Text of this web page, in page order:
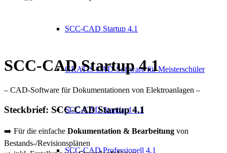
SCC-CAD Startup 4.1
GRATIS CAD-Software für Meisterschüler
SCC-CAD Standard 4.1
SCC-CAD Professionell 4.1
SCC-CAD Startup 4.1
– CAD-Software für Dokumentationen von Elektroanlagen –
Steckbrief: SCC-CAD Startup 4.1
➡️ Für die einfache Dokumentation & Bearbeitung von
Bestands-/Revisionsplänen